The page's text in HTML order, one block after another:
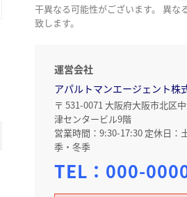
干異なる可能性がございます。 異な
致します。
運営会社
アパルトマンエージェント株
〒 531-0071 大阪府大阪市北区
津センタービル9階
営業時間：9:30-17:30 定休日：
季・冬季
TEL： 000-